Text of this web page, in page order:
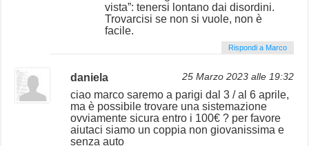
vista”: tenersi lontano dai disordini.
Trovarcisi se non si vuole, non è
facile.
Rispondi a Marco
daniela 25 Marzo 2023 alle 19:32
ciao marco saremo a parigi dal 3 / al 6 aprile,
ma è possibile trovare una sistemazione
ovviamente sicura entro i 100€ ? per favore
aiutaci siamo un coppia non giovanissima e
senza auto